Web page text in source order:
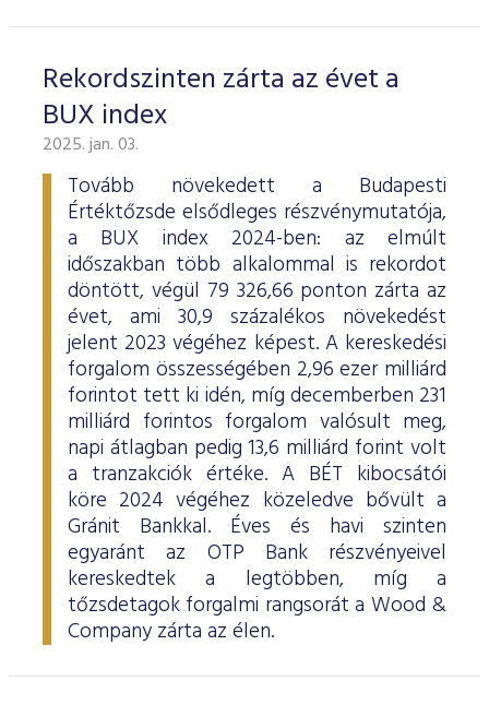
Rekordszinten zárta az évet a
BUX index
2025. jan. 03.
Tovább növekedett a Budapesti
Értéktőzsde elsődleges részvénymutatója,
a BUX index 2024-ben: az elmúlt
időszakban több alkalommal is rekordot
döntött, végül 79 326,66 ponton zárta az
évet, ami 30,9 százalékos növekedést
jelent 2023 végéhez képest. A kereskedési
forgalom összességében 2,96 ezer milliárd
forintot tett ki idén, míg decemberben 231
milliárd forintos forgalom valósult meg,
napi átlagban pedig 13,6 milliárd forint volt
a tranzakciók értéke. A BÉT kibocsátói
köre 2024 végéhez közeledve bővült a
Gránit Bankkal. Éves és havi szinten
egyaránt az OTP Bank részvényeivel
kereskedtek a legtöbben, míg a
tőzsdetagok forgalmi rangsorát a Wood &
Company zárta az élen.